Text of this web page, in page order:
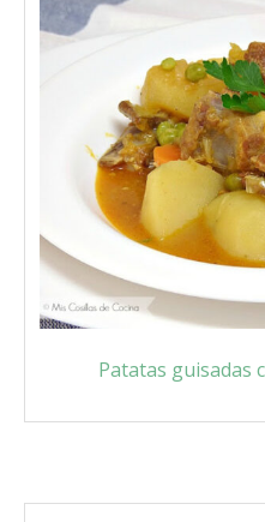
Patatas guisadas